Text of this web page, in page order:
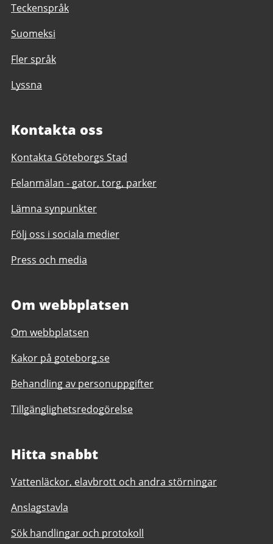
Teckenspråk
Suomeksi
Fler språk
Lyssna
Kontakta oss
Kontakta Göteborgs Stad
Felanmälan - gator, torg, parker
Lämna synpunkter
Följ oss i sociala medier
Press och media
Om webbplatsen
Om webbplatsen
Kakor på goteborg.se
Behandling av personuppgifter
Tillgänglighetsredogörelse
Hitta snabbt
Vattenläckor, elavbrott och andra störningar
Anslagstavla
Sök handlingar och protokoll